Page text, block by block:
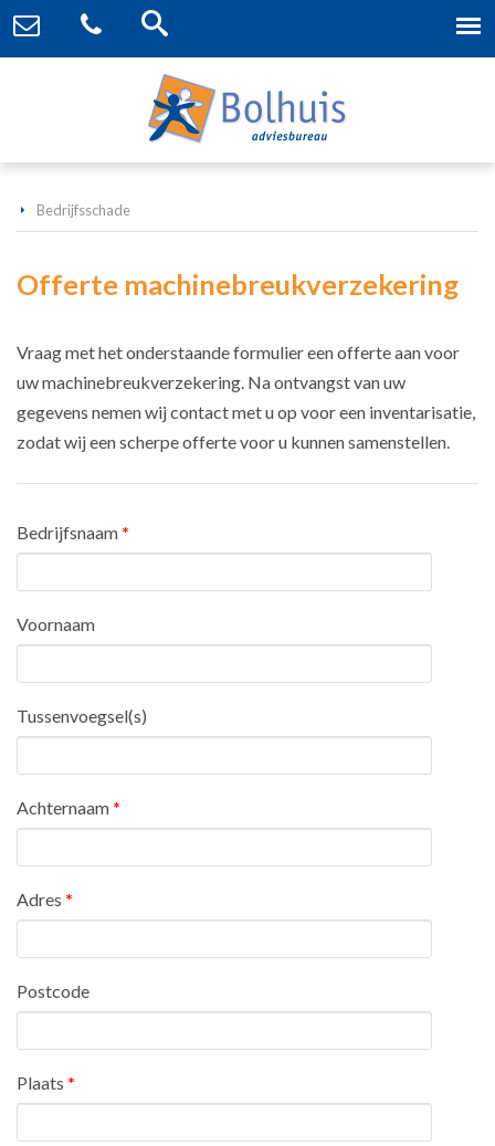
Bedrijfsschade
Offerte machinebreukverzekering
Vraag met het onderstaande formulier een offerte aan voor
uw machinebreukverzekering. Na ontvangst van uw
gegevens nemen wij contact met u op voor een inventarisatie,
zodat wij een scherpe offerte voor u kunnen samenstellen.
Bedrijfsnaam *
Voornaam
Tussenvoegsel(s)
Achternaam *
Adres *
Postcode
Plaats *